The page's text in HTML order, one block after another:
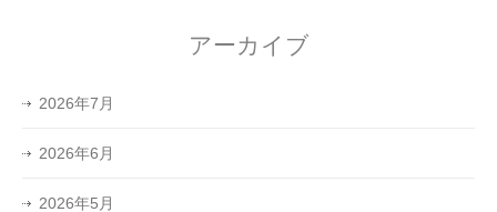
アーカイブ
2026年7月
2026年6月
2026年5月